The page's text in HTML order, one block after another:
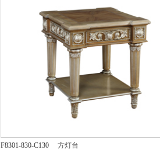
F8301-830-C130
方灯台